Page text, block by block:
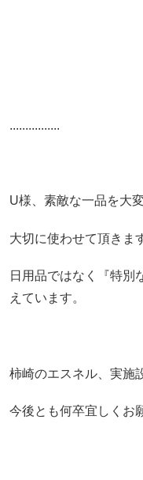
................
U様、素敵な一品を大
大切に使わせて頂きま
日用品ではなく『特別
えています。
柿崎のエスネル、実施
今後とも何卒宜しくお